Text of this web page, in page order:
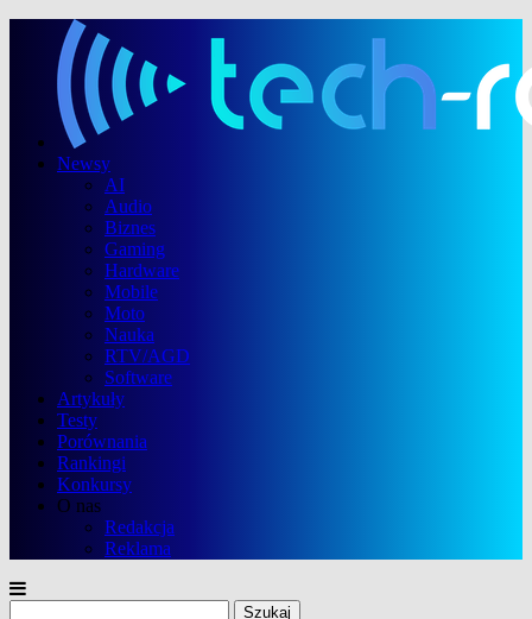
Newsy
AI
Audio
Biznes
Gaming
Hardware
Mobile
Moto
Nauka
RTV/AGD
Software
Artykuły
Testy
Porównania
Rankingi
Konkursy
O nas
Redakcja
Reklama